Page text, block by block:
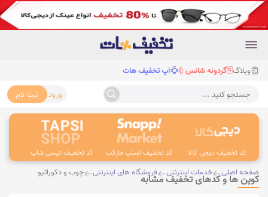
وبلاگ گردونه شانس :) اپ تخفیف هات
جستجو کنید ... ورود ثبت نام
کد تخفیف دیجی کالا کد تخفیف اسنپ مارکت کد تخفیف تپسی شاپ
صفحه اصلی خدمات اینترنتی فروشگاه های اینترنتی چوب و دکوراتیو
کوپن ها و کدهای تخفیف مشابه